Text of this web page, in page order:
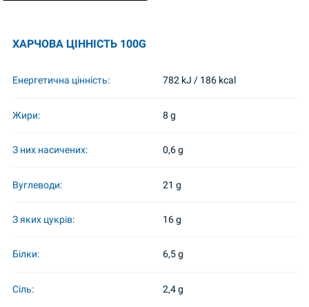
ХАРЧОВА ЦІННІСТЬ 100G
Енергетична цінність: 782 kJ / 186 kcal
Жири: 8 g
З них насичених: 0,6 g
Вуглеводи: 21 g
З яких цукрів: 16 g
Білки: 6,5 g
Сіль: 2,4 g